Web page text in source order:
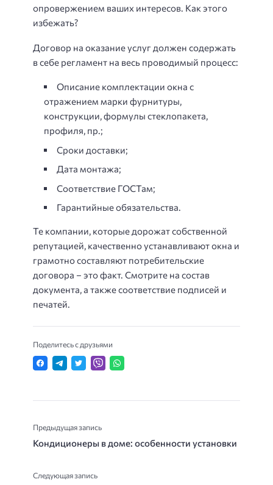
опровержением ваших интересов. Как этого
избежать?
Договор на оказание услуг должен содержать
в себе регламент на весь проводимый процесс:
Описание комплектации окна с
отражением марки фурнитуры,
конструкции, формулы стеклопакета,
профиля, пр.;
Сроки доставки;
Дата монтажа;
Соответствие ГОСТам;
Гарантийные обязательства.
Те компании, которые дорожат собственной
репутацией, качественно устанавливают окна и
грамотно составляют потребительские
договора – это факт. Смотрите на состав
документа, а также соответствие подписей и
печатей.
Поделитесь с друзьями
Предыдущая запись
Кондиционеры в доме: особенности установки
Следующая запись